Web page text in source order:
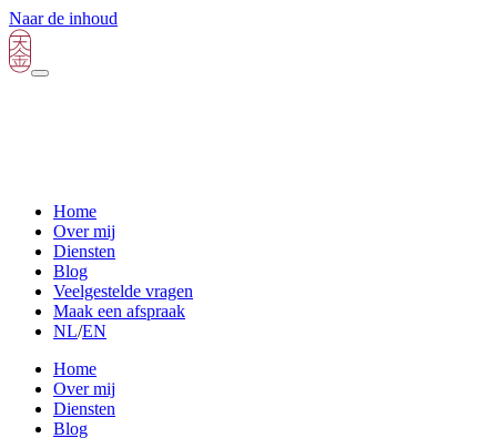
Naar de inhoud
Home
Over mij
Diensten
Blog
Veelgestelde vragen
Maak een afspraak
NL/EN
Home
Over mij
Diensten
Blog